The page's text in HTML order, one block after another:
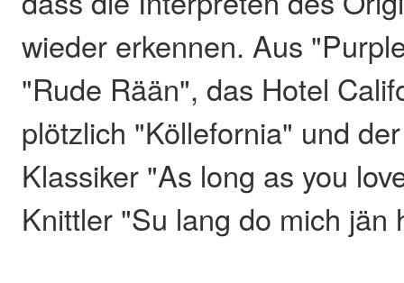
wieder erkennen. Aus
"Rude Rään", das Hotel
plötzlich "Köllefornia" und
Klassiker "As long as you
Knittler "Su lang do mich jän